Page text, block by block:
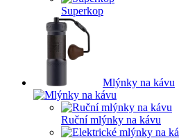
Superkop
Mlýnky na kávu
Ruční mlýnky na kávu